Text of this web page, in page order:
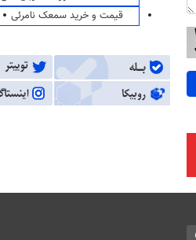
قیمت و خرید سمعک نامرئی